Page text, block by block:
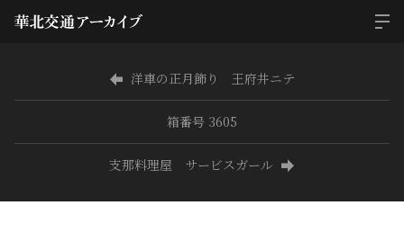
洋車の正月飾り 王府井ニテ
箱番号 3605
支那料理屋 サービスガール